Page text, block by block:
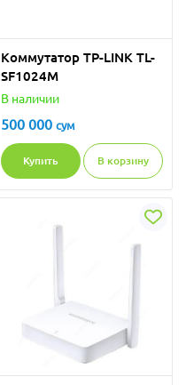
Коммутатор TP-LINK TL-
SF1024M
В наличии
500 000 сум
Купить В корзину